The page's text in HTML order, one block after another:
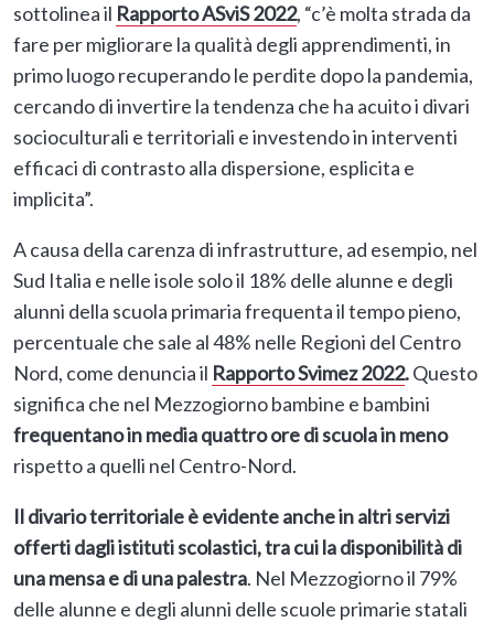
sottolinea il Rapporto ASviS 2022, “c’è molta strada da
fare per migliorare la qualità degli apprendimenti, in
primo luogo recuperando le perdite dopo la pandemia,
cercando di invertire la tendenza che ha acuito i divari
socioculturali e territoriali e investendo in interventi
efficaci di contrasto alla dispersione, esplicita e
implicita”.
A causa della carenza di infrastrutture, ad esempio, nel
Sud Italia e nelle isole solo il 18% delle alunne e degli
alunni della scuola primaria frequenta il tempo pieno,
percentuale che sale al 48% nelle Regioni del Centro
Nord, come denuncia il Rapporto Svimez 2022.Questo
significa che nel Mezzogiorno bambine e bambini
frequentano in media quattro ore di scuola in meno
rispetto a quelli nel Centro-Nord.
Il divario territoriale è evidente anche in altri servizi
offerti dagli istituti scolastici, tra cui la disponibilità di
una mensa e di una palestra. Nel Mezzogiorno il 79%
delle alunne e degli alunni delle scuole primarie statali